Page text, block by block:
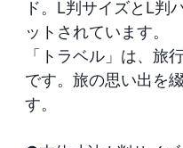
ド。L判サイズとL判
ットされています。
「トラベル」は、旅
です。旅の思い出を
す。